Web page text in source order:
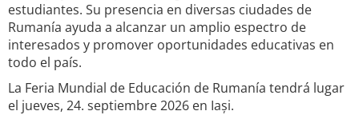
estudiantes. Su presencia en diversas ciudades de
Rumanía ayuda a alcanzar un amplio espectro de
interesados y promover oportunidades educativas en
todo el país.
La Feria Mundial de Educación de Rumanía tendrá lugar
el jueves, 24. septiembre 2026 en Iași.